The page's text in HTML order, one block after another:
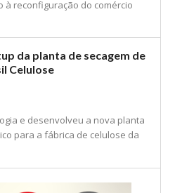
previsibilidade tarifária e
para acessar o
à reconfiguração do comércio
da planta de secagem de
e desenvolveu a nova planta
para a fábrica de celulose da